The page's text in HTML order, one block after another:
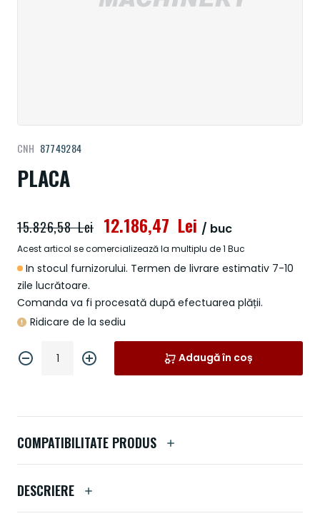
PLACA
CNH 87749284
In stocul furnizorului. Termen de livrare estimativ 7-10
zile lucrătoare.
Comanda va fi procesată după efectuarea plății.
Ridicare de la sediu
12.186,47 Lei
15.826,58 Lei / buc
Acest articol se comercializează la multiplu de 1 Buc
Adaugă în coș
la
începutul
galeriei
imagini
COMPATIBILITATE PRODUS
DESCRIERE